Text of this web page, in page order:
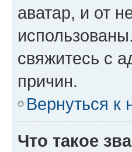
аватар, и от
свяжитесь с
причин.
Вернуться к
Что такое